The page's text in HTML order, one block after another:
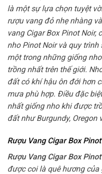
là một sự lựa chọn tuyệt
rượu vang đỏ nhẹ nhàng
vang Cigar Box Pinot Noir,
nho Pinot Noir và quy
một trong những giống
trồng nhất trên thế giới.
đất có khí hậu ôn đới hơn
mưa phù hợp. Điều đặc
nhất giống nho khi được
đất như Burgundy, Oregon
Rượu Vang Cigar Box
Rượu Vang Cigar Box
được coi là quê hương